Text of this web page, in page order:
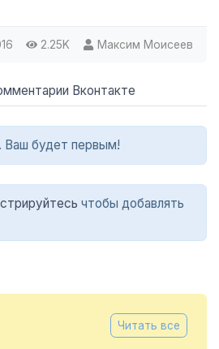
2.25K Максим Моисеев
Вконтакте
Ваш будет первым!
чтобы добавлять
Читать все